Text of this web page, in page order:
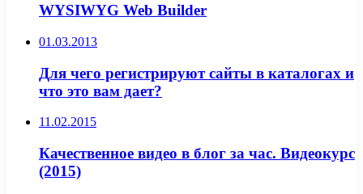
WYSIWYG Web Builder
01.03.2013
Для чего регистрируют сайты в каталогах и
что это вам дает?
11.02.2015
Качественное видео в блог за час. Видеокурс
(2015)